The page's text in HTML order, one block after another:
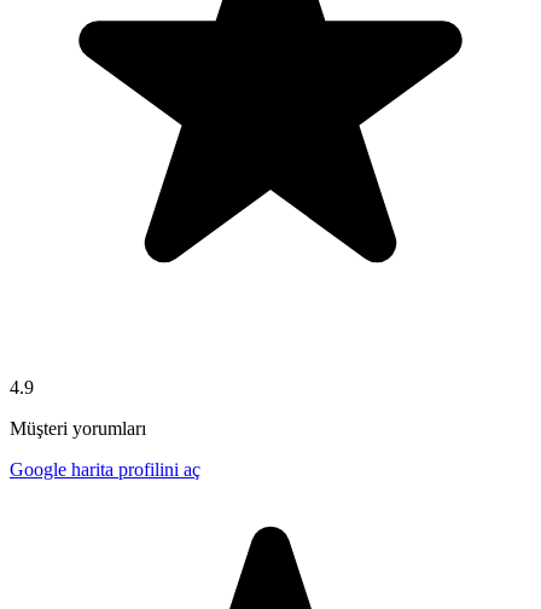
4.9
Müşteri yorumları
Google harita profilini aç